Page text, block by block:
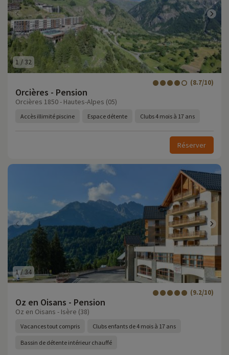
1 /32
Orcières - Pension
(8.7/10)
Orcières 1850 - Hautes-Alpes (05)
Accès illimité piscine Espace détente Clubs 4 mois à 17 ans
Réserver
1/34
Oz en Oisans - Pension
(9.2/10)
Oz en Oisans - Isère (38)
Vacances tout compris Clubs enfants de 4 mois à 17 ans
Bassin de détente intérieur chauffé